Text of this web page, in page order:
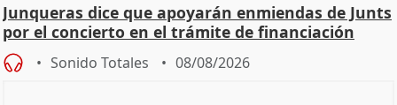
Junqueras dice que apoyarán enmiendas de Junts
por el concierto en el trámite de financiación
Sonido Totales 08/08/2026